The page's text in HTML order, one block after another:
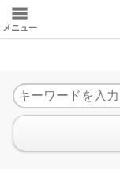
メニュー